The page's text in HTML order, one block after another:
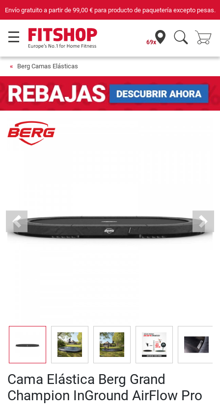
Compra con seguridad en Fitshop, comercio con sello de Confianza Online.
69x
Berg Camas Elásticas
Previous Next
Cama Elástica Berg Grand
Champion InGround AirFlow Pro